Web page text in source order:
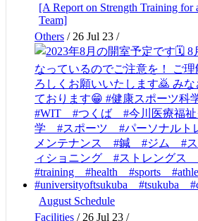
[A Report on Strength Training for
Team]
Others /26 Jul 23 /
August Schedule
Facilities /26 Jul 23 /